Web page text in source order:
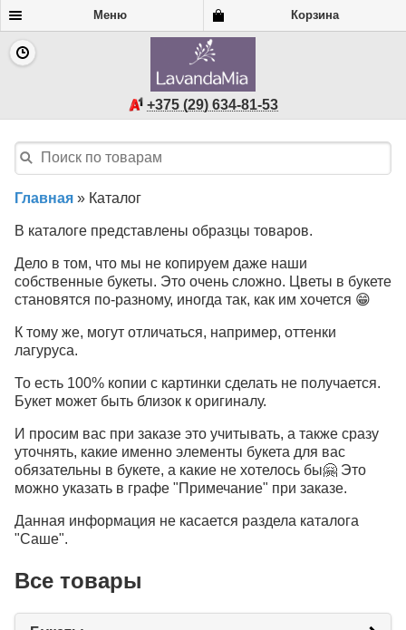
Меню Корзина
+375 (29) 634-81-53
Главная » Каталог
В каталоге представлены образцы товаров.
Дело в том, что мы не копируем даже наши
собственные букеты. Это очень сложно. Цветы в букете
становятся по-разному, иногда так, как им хочется 😁
К тому же, могут отличаться, например, оттенки
лагуруса.
То есть 100% копии с картинки сделать не получается.
Букет может быть близок к оригиналу.
И просим вас при заказе это учитывать, а также сразу
уточнять, какие именно элементы букета для вас
обязательны в букете, а какие не хотелось бы🤗 Это
можно указать в графе "Примечание" при заказе.
Данная информация не касается раздела каталога
"Саше".
Все товары